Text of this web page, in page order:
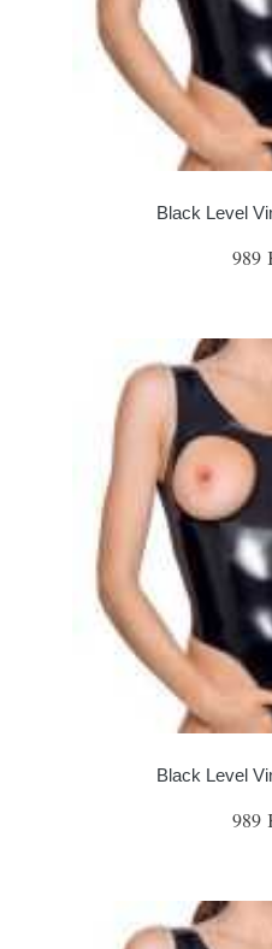
Black Level
989
Black Level
989